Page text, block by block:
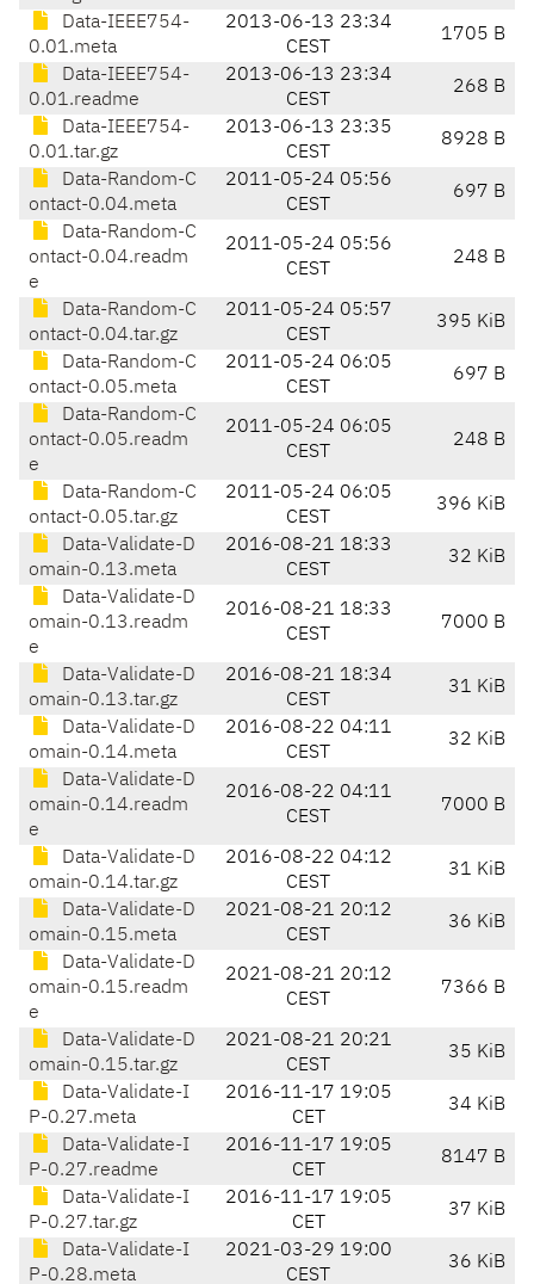
Data-IEEE754-
0.01.meta
2013-06-13 23:34
CEST
1705 B
Data-IEEE754-
0.01.readme
2013-06-13 23:34
CEST
268 B
Data-IEEE754-
0.01.tar.gz
2013-06-13 23:35
CEST
8928 B
Data-Random-C
ontact-0.04.meta
2011-05-24 05:56
CEST
697 B
Data-Random-C
ontact-0.04.readm
e
2011-05-24 05:56
CEST
248 B
Data-Random-C
ontact-0.04.tar.gz
2011-05-24 05:57
CEST
395 KiB
Data-Random-C
ontact-0.05.meta
2011-05-24 06:05
CEST
697 B
Data-Random-C
ontact-0.05.readm
e
2011-05-24 06:05
CEST
248 B
Data-Random-C
ontact-0.05.tar.gz
2011-05-24 06:05
CEST
396 KiB
Data-Validate-D
omain-0.13.meta
2016-08-21 18:33
CEST
32 KiB
Data-Validate-D
omain-0.13.readm
e
2016-08-21 18:33
CEST
7000 B
Data-Validate-D
omain-0.13.tar.gz
2016-08-21 18:34
CEST
31 KiB
Data-Validate-D
omain-0.14.meta
2016-08-22 04:11
CEST
32 KiB
Data-Validate-D
omain-0.14.readm
e
2016-08-22 04:11
CEST
7000 B
Data-Validate-D
omain-0.14.tar.gz
2016-08-22 04:12
CEST
31 KiB
Data-Validate-D
omain-0.15.meta
2021-08-21 20:12
CEST
36 KiB
Data-Validate-D
omain-0.15.readm
e
2021-08-21 20:12
CEST
7366 B
Data-Validate-D
omain-0.15.tar.gz
2021-08-21 20:21
CEST
35 KiB
Data-Validate-I
P-0.27.meta
2016-11-17 19:05
CET
34 KiB
Data-Validate-I
P-0.27.readme
2016-11-17 19:05
CET
8147 B
Data-Validate-I
P-0.27.tar.gz
2016-11-17 19:05
CET
37 KiB
Data-Validate-I
P-0.28.meta
2021-03-29 19:00
CEST
36 KiB